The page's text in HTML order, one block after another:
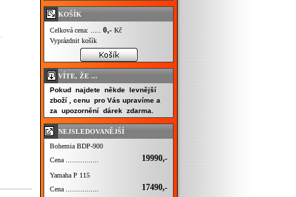
KOŠÍK
Celková cena: ..... 0,- Kč
Vyprázdnit košík
VÍTE, ŽE ...
Pokud najdete někde levnější
zboží , cenu pro Vás upravíme a
za upozornění dárek zdarma.
NEJSLEDOVANĚJŠÍ
Bohemia BDP-900
Cena ................
19990,-
Yamaha P 115
Cena ................
17490,-